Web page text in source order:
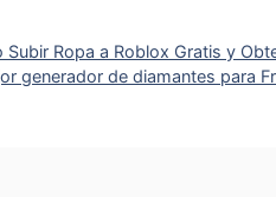
Subir Ropa a Roblox Gratis y
generador de diamantes para